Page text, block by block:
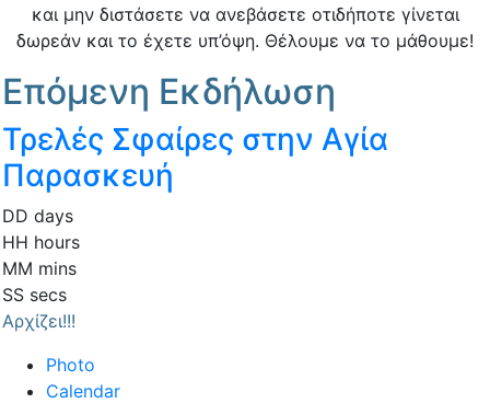
και μην διστάσετε να ανεβάσετε οτιδήποτε γίνεται
δωρεάν και το έχετε υπ’όψη. Θέλουμε να το μάθουμε!
Επόμενη Εκδήλωση
Τρελές Σφαίρες στην Αγία
Παρασκευή
DD days
HH hours
MM mins
SS secs
Αρχίζει!!!
Photo
Calendar